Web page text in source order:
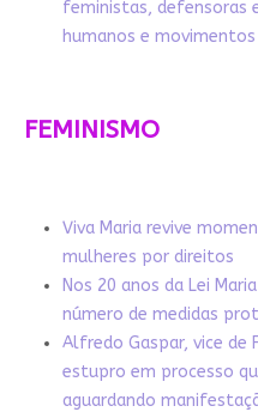
feministas, defensoras
humanos e movimentos
FEMINISMO
Viva Maria revive
mulheres por direitos
Nos 20 anos da Lei
número de medidas
Alfredo Gaspar, vice de
estupro em processo
aguardando